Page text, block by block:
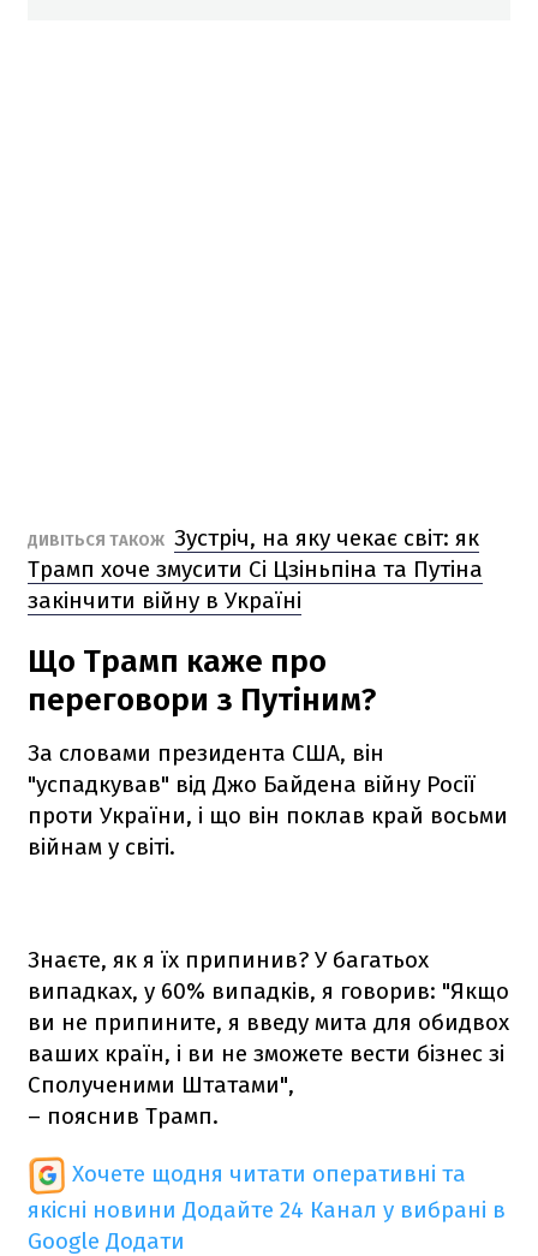
ДИВІТЬСЯ ТАКОЖ Зустріч, на яку чекає світ: як
Трамп хоче змусити Сі Цзіньпіна та Путіна
закінчити війну в Україні
Що Трамп каже про
переговори з Путіним?
За словами президента США, він
"успадкував" від Джо Байдена війну Росії
проти України, і що він поклав край восьми
війнам у світі.
Знаєте, як я їх припинив? У багатьох
випадках, у 60% випадків, я говорив: "Якщо
ви не припините, я введу мита для обидвох
ваших країн, і ви не зможете вести бізнес зі
Сполученими Штатами",
– пояснив Трамп.
Хочете щодня читати оперативні та
якісні новини Додайте 24 Канал у вибрані в
Google Додати